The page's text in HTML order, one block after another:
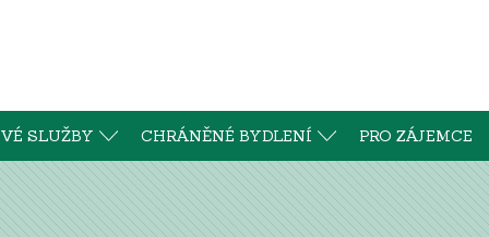
SLUŽBY CHRÁNĚNÉ BYDLENÍ PRO ZÁJEMCE